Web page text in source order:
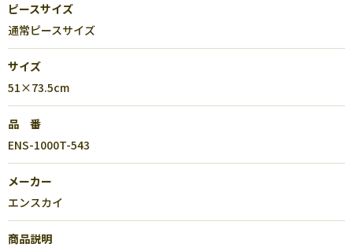
ピースサイズ
通常ピースサイズ
サイズ
51×73.5cm
品 番
ENS-1000T-543
メーカー
エンスカイ
商品説明